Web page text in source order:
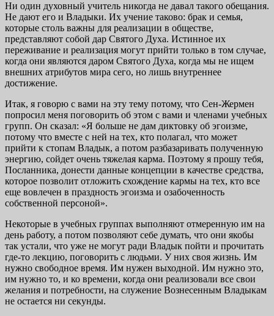
Ни один духовный учитель никогда не давал такого обещания.
Не дают его и Владыки. Их учение таково: брак и семья,
которые столь важны для реализации в обществе,
представляют собой дар Святого Духа. Истинное их
переживание и реализация могут прийти только в том случае,
когда они являются даром Святого Духа, когда мы не ищем
внешних атрибутов мира сего, но лишь внутреннее
достижение.
Итак, я говорю с вами на эту тему потому, что Сен-Жермен
попросил меня поговорить об этом с вами и членами учебных
групп. Он сказал: «Я больше не дам диктовку об эгоизме,
потому что вместе с ней на тех, кто полагал, что может
прийти к стопам Владык, а потом разбазаривать полученную
энергию, сойдет очень тяжелая карма. Поэтому я прошу тебя,
Посланника, донести данные концепции в качестве средства,
которое позволит отложить схождение кармы на тех, кто все
еще вовлечен в праздность эгоизма и озабоченность
собственной персоной».
Некоторые в учебных группах выполняют отмеренную им на
день работу, а потом позволяют себе думать, что они якобы
так устали, что уже не могут ради Владык пойти и прочитать
где-то лекцию, поговорить с людьми. У них своя жизнь. Им
нужно свободное время. Им нужен выходной. Им нужно это,
им нужно то, и ко времени, когда они реализовали все свои
желания и потребности, на служение Вознесенным Владыкам
не остается ни секунды.